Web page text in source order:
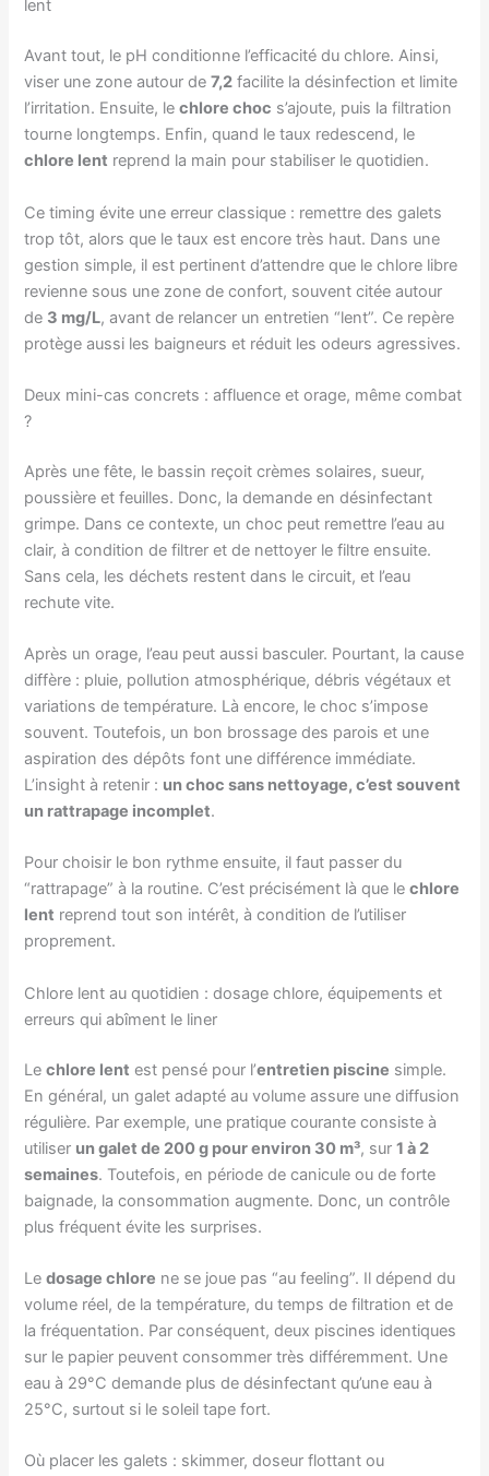
lent
Avant tout, le pH conditionne l’efficacité du chlore. Ainsi,
viser une zone autour de7,2 facilite la désinfection et limite
l’irritation. Ensuite, lechlore choc s’ajoute, puis la filtration
tourne longtemps. Enfin, quand le taux redescend, le
chlore lent reprend la main pour stabiliser le quotidien.
Ce timing évite une erreur classique : remettre des galets
trop tôt, alors que le taux est encore très haut. Dans une
gestion simple, il est pertinent d’attendre que le chlore libre
revienne sous une zone de confort, souvent citée autour
de 3 mg/L, avant de relancer un entretien “lent”. Ce repère
protège aussi les baigneurs et réduit les odeurs agressives.
Deux mini-cas concrets : affluence et orage, même combat
?
Après une fête, le bassin reçoit crèmes solaires, sueur,
poussière et feuilles. Donc, la demande en désinfectant
grimpe. Dans ce contexte, un choc peut remettre l’eau au
clair, à condition de filtrer et de nettoyer le filtre ensuite.
Sans cela, les déchets restent dans le circuit, et l’eau
rechute vite.
Après un orage, l’eau peut aussi basculer. Pourtant, la cause
diffère : pluie, pollution atmosphérique, débris végétaux et
variations de température. Là encore, le choc s’impose
souvent. Toutefois, un bon brossage des parois et une
aspiration des dépôts font une différence immédiate.
L’insight à retenir : un choc sans nettoyage, c’est souvent
un rattrapage incomplet.
Pour choisir le bon rythme ensuite, il faut passer du
“rattrapage” à la routine. C’est précisément là que lechlore
lent reprend tout son intérêt, à condition de l’utiliser
proprement.
Chlore lent au quotidien : dosage chlore, équipements et
erreurs qui abîment le liner
Lechlore lent est pensé pour l’entretien piscine simple.
En général, un galet adapté au volume assure une diffusion
régulière. Par exemple, une pratique courante consiste à
utiliser un galet de 200 g pour environ 30 m³, sur1 à 2
semaines. Toutefois, en période de canicule ou de forte
baignade, la consommation augmente. Donc, un contrôle
plus fréquent évite les surprises.
Ledosage chlore ne se joue pas “au feeling”. Il dépend du
volume réel, de la température, du temps de filtration et de
la fréquentation. Par conséquent, deux piscines identiques
sur le papier peuvent consommer très différemment. Une
eau à 29°C demande plus de désinfectant qu’une eau à
25°C, surtout si le soleil tape fort.
Où placer les galets : skimmer, doseur flottant ou